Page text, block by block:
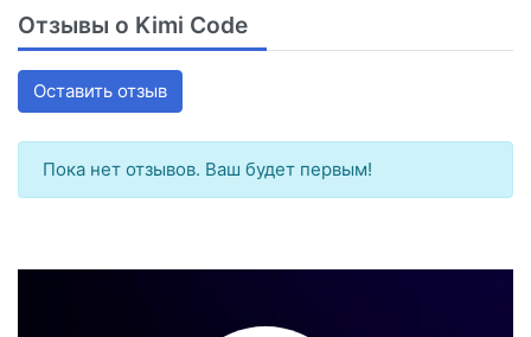
Отзывы о Kimi Code
Оставить отзыв
Пока нет отзывов. Ваш будет первым!